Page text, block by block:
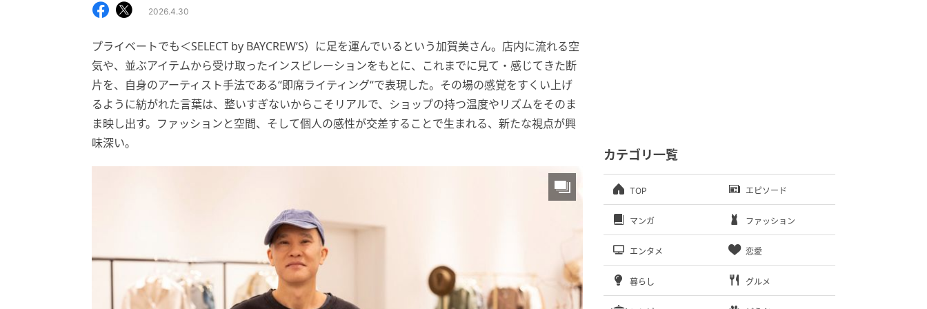
2026.4.30
プライベートでも＜SELECT by BAYCREW’S）に足を運んでいるという加賀美さん。店内に流れる空
気や、並ぶアイテムから受け取ったインスピレーションをもとに、これまでに見て・感じてきた断
片を、自身のアーティスト手法である“即席ライティング“で表現した。その場の感覚をすくい上げ
るように紡がれた言葉は、整いすぎないからこそリアルで、ショップの持つ温度やリズムをそのま
ま映し出す。ファッションと空間、そして個人の感性が交差することで生まれる、新たな視点が興
味深い。
カテゴリ一覧
TOP エピソード
マンガ ファッション
エンタメ 恋愛
暮らし グルメ